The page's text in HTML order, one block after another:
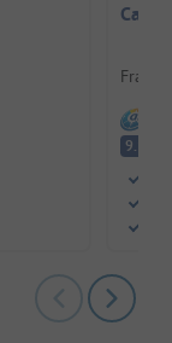
9.1